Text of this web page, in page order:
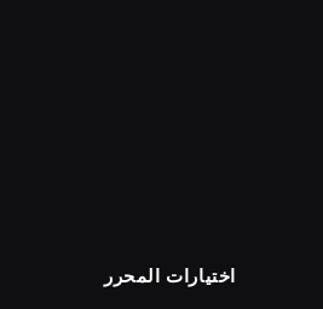
اختيارات المحرر